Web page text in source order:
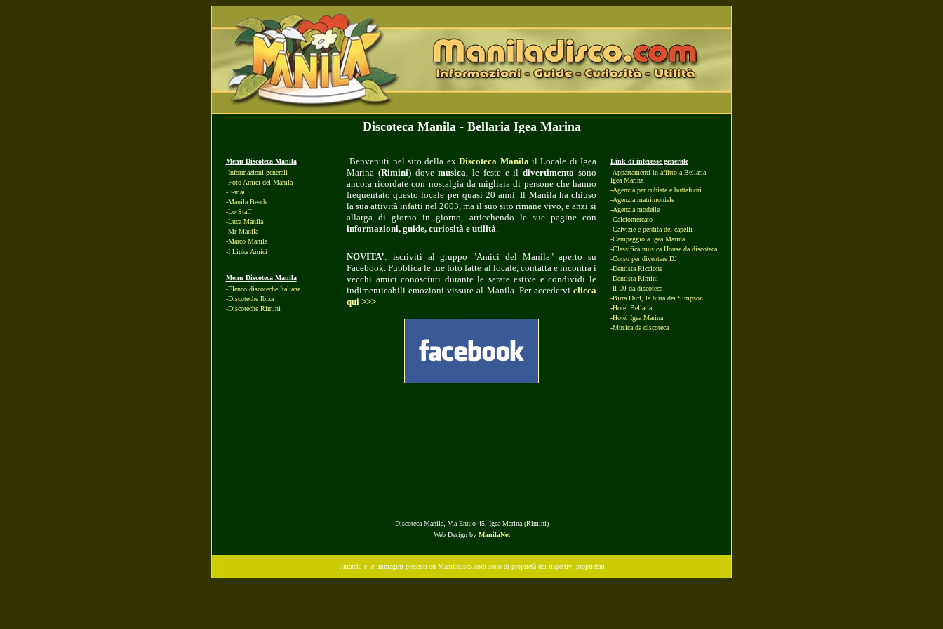
Discoteca Manila - Bellaria Igea Marina
Menu Discoteca Manila
-Informazioni generali
-Foto Amici del Manila
-E-mail
-Manila Beach
-Lo Staff
-Luca Manila
-Mr Manila
-Marco Manila
-I Links Amici
Menu Discoteca Manila
-Elenco discoteche Italiane
-Discoteche Ibiza
-Discoteche Rimini
Benvenuti nel sito della ex Discoteca Manilail Locale diIgea
Marina (Rimini)dovemusica, le festeeil divertimento sono
ancora ricordate con nostalgia da migliaia di persone che hanno
frequentato questo locale per quasi 20 anni. Il Manila ha chiuso
la sua attività infatti nel 2003, ma il suo sito rimane vivo, e anzi si
allarga di giorno in giorno, arricchendo le sue pagine con
informazioni, guide, curiosità e utilità.
NOVITA': iscriviti al gruppo "Amici del Manila" aperto su
Facebook. Pubblica le tue foto fatte al locale, contatta e incontra i
vecchi amici conosciuti durante le serate estive e condividi le
indimenticabili emozioni vissute al Manila. Per accedervi clicca
qui >>>
Link di interesse generale
-Appartamenti in affitto a Bellaria
Igea Marina
-Agenzia per cubiste e buttafuori
-Agenzia matrimoniale
-Agenzia modelle
-Calciomercato
-Calvizie e perdita dei capelli
-Campeggio a Igea Marina
-Classifica musica House da discoteca
-Corso per diventare DJ
-Dentista Riccione
-Dentista Rimini
-Il DJ da discoteca
-Birra Duff, la birra dei Simpson
-Hotel Bellaria
-Hotel Igea Marina
-Musica da discoteca
Discoteca Manila, Via Ennio 45, Igea Marina (Rimini)
Web Design by ManilaNet
I marchi e le immagini presenti su Maniladisco.com sono di proprietà dei rispettivi proprietari